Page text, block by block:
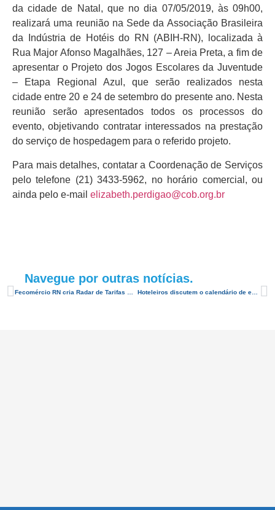
da cidade de Natal, que no dia 07/05/2019, às 09h00,
realizará uma reunião na Sede da Associação Brasileira
da Indústria de Hotéis do RN (ABIH-RN), localizada à
Rua Major Afonso Magalhães, 127 – Areia Preta, a fim de
apresentar o Projeto dos Jogos Escolares da Juventude
– Etapa Regional Azul, que serão realizados nesta
cidade entre 20 e 24 de setembro do presente ano. Nesta
reunião serão apresentados todos os processos do
evento, objetivando contratar interessados na prestação
do serviço de hospedagem para o referido projeto.
Para mais detalhes, contatar a Coordenação de Serviços
pelo telefone (21) 3433-5962, no horário comercial, ou
ainda pelo e-mail elizabeth.perdigao@cob.org.br
Navegue por outras notícias.
Hoteleiros discutem o calendário de eventos para o 1º semestre de 2019